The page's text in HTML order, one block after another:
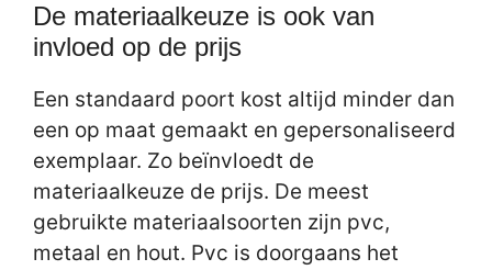
De materiaalkeuze is ook van
invloed op de prijs
Een standaard poort kost altijd minder dan
een op maat gemaakt en gepersonaliseerd
exemplaar. Zo beïnvloedt de
materiaalkeuze de prijs. De meest
gebruikte materiaalsoorten zijn pvc,
metaal en hout. Pvc is doorgaans het